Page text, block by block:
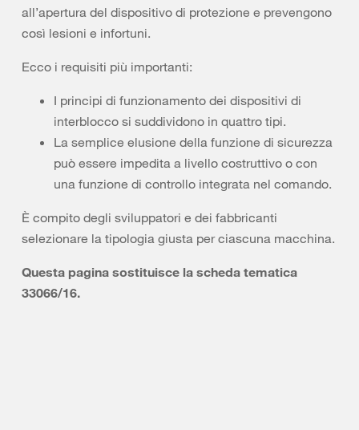
all’apertura del dispositivo di protezione e prevengono
così lesioni e infortuni.
Ecco i requisiti più importanti:
I principi di funzionamento dei dispositivi di
interblocco si suddividono in quattro tipi.
La semplice elusione della funzione di sicurezza
può essere impedita a livello costruttivo o con
una funzione di controllo integrata nel comando.
È compito degli sviluppatori e dei fabbricanti
selezionare la tipologia giusta per ciascuna macchina.
Questa pagina sostituisce la scheda tematica
33066/16.